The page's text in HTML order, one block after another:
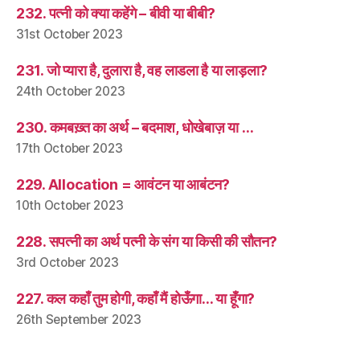
232. पत्नी को क्या कहेंगे – बीवी या बीबी?
31st October 2023
231. जो प्यारा है, दुलारा है, वह लाडला है या लाड़ला?
24th October 2023
230. कमबख़्त का अर्थ – बदमाश, धोखेबाज़ या …
17th October 2023
229. Allocation = आवंटन या आबंटन?
10th October 2023
228. सपत्नी का अर्थ पत्नी के संग या किसी की सौतन?
3rd October 2023
227. कल कहाँ तुम होगी, कहाँ मैं होऊँगा… या हूँगा?
26th September 2023